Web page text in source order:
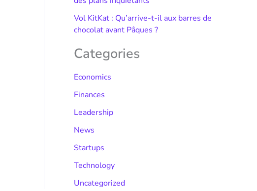
Vol KitKat : Qu’arrive-t-il aux barres de
chocolat avant Pâques ?
Categories
Economics
Finances
Leadership
News
Startups
Technology
Uncategorized